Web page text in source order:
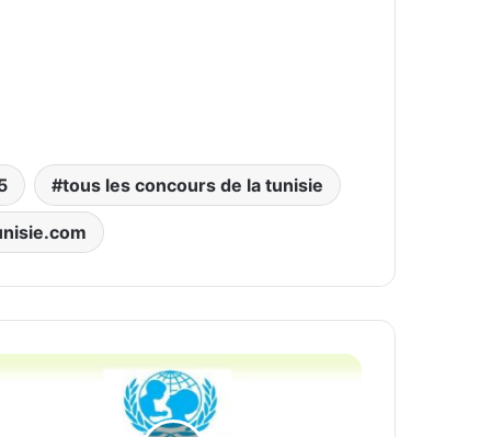
tous les concours de la tunisie